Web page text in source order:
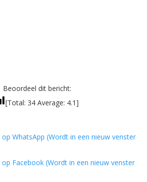
Beoordeel dit bericht:
[Total: 34Average: 4.1]
WhatsApp (Wordt in een nieuw venster
Facebook (Wordt in een nieuw venster